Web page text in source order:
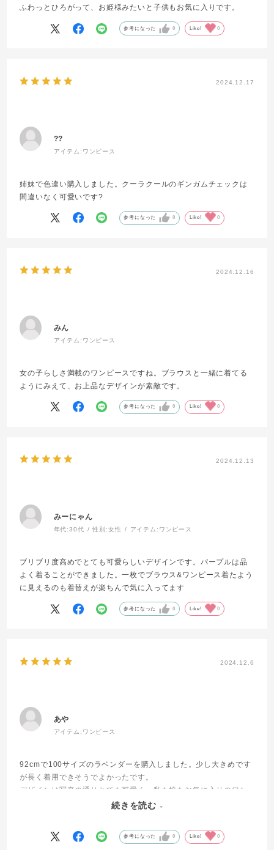
ふわっとひろがって、お姫様みたいと子供もお気に入りです。
参考になった 0 Like! 0
2024.12.17
??
アイテム: ワンピース
姉妹で色違い購入しました。クーラクールのギンガムチェックは
間違いなく可愛いです?
参考になった 0 Like! 0
2024.12.16
みん
アイテム: ワンピース
女の子らしさ満載のワンピースですね。ブラウスと一緒に着てる
ようにみえて、お上品なデザインが素敵です。
参考になった 0 Like! 0
2024.12.13
みーにゃん
年代:30代 性別:女性 アイテム: ワンピース
ブリブリ度高めでとても可愛らしいデザインです。パープルは品
よく着ることができました。一枚でブラウス&ワンピース着たよう
に見えるのも着替えが楽ちんで気に入ってます
参考になった 0 Like! 0
2024.12.6
あや
アイテム: ワンピース
92cmで100サイズのラベンダーを購入しました。少し大きめです
が長く着用できそうでよかったです。
デザインは写真の通りとても可愛く、私も娘もお気に入りのワン
ピースになりました。春物ですが、中にヒートテックなど着込ん
続きを読む
参考になった 0 Like! 0